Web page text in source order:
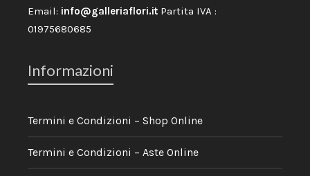
Email: info@galleriaflori.it Partita IVA :
01975680685
Informazioni
Termini e Condizioni – Shop Online
Termini e Condizioni – Aste Online